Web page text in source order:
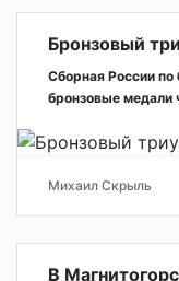
Бронзовый
Сборная России по
бронзовые медали
Михаил Скрыль
В